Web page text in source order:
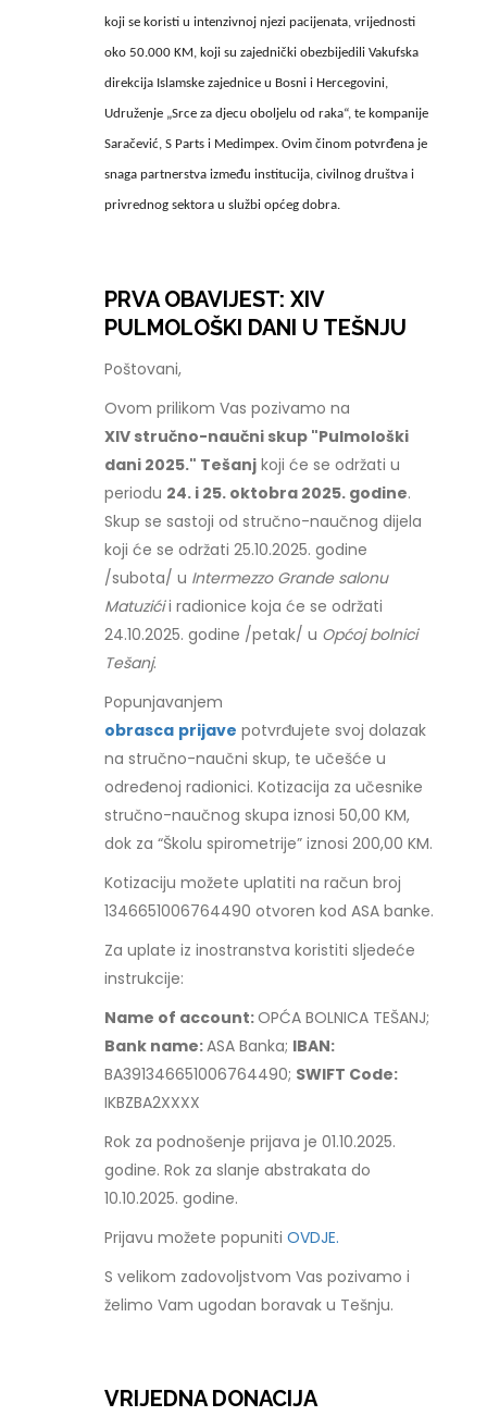
koji se koristi u intenzivnoj njezi pacijenata, vrijednosti
oko 50.000 KM, koji su zajednički obezbijedili Vakufska
direkcija Islamske zajednice u Bosni i Hercegovini,
Udruženje „Srce za djecu oboljelu od raka“, te kompanije
Saračević, S Parts i Medimpex. Ovim činom potvrđena je
snaga partnerstva između institucija, civilnog društva i
privrednog sektora u službi općeg dobra.
PRVA OBAVIJEST: XIV
PULMOLOŠKI DANI U TEŠNJU
Poštovani,
Ovom prilikom Vas pozivamo na
XIV stručno-naučni skup "Pulmološki
dani 2025." Tešanj koji će se održati u
periodu 24. i 25. oktobra 2025. godine.
Skup se sastoji od stručno-naučnog dijela
koji će se održati 25.10.2025. godine
/subota/ u Intermezzo Grande salonu
Matuzićii radionice koja će se održati
24.10.2025. godine /petak/ u Općoj bolnici
Tešanj.
Popunjavanjem
obrasca prijave potvrđujete svoj dolazak
na stručno-naučni skup, te učešće u
određenoj radionici. Kotizacija za učesnike
stručno-naučnog skupa iznosi 50,00 KM,
dok za “Školu spirometrije” iznosi 200,00 KM.
Kotizaciju možete uplatiti na račun broj
1346651006764490 otvoren kod ASA banke.
Za uplate iz inostranstva koristiti sljedeće
instrukcije:
Name of account:OPĆA BOLNICA TEŠANJ;
Bank name:ASA Banka; IBAN:
BA391346651006764490; SWIFT Code:
IKBZBA2XXXX
Rok za podnošenje prijava je 01.10.2025.
godine. Rok za slanje abstrakata do
10.10.2025. godine.
Prijavu možete popunitiOVDJE.
S velikom zadovoljstvom Vas pozivamo i
želimo Vam ugodan boravak u Tešnju.
VRIJEDNA DONACIJA